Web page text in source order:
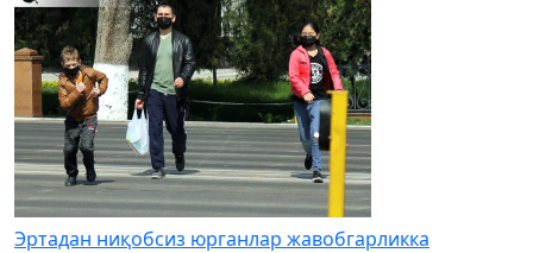
Эртадан ниқобсиз юрганлар жавобгарликка